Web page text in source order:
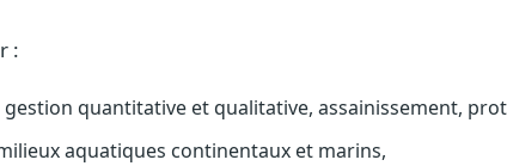
:
gestion quantitative et qualitative, assainissement,
aquatiques continentaux et marins,